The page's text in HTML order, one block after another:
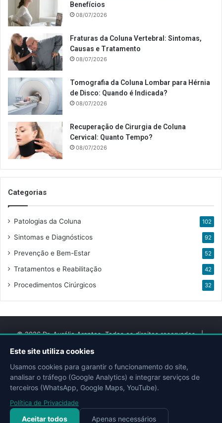
Benefícios
08/07/2026
Fraturas da Coluna Vertebral: Sintomas,
Causas e Tratamento
08/07/2026
Tomografia da Coluna Lombar para Hérnia
de Disco: Quando é Indicada?
08/07/2026
Recuperação de Cirurgia de Coluna
Cervical: Quanto Tempo?
08/07/2026
Categorias
Patologias da Coluna 102
Sintomas e Diagnósticos 92
Prevenção e Bem-Estar 52
Tratamentos e Reabilitação 42
Procedimentos Cirúrgicos 32
© 2026 Dr. Aurélio Arantes. Todos os direitos reservados. |
Desenvolvido por
FacebookYouTubeInstagram
Site DoctoraliaEscavador
Este site utiliza cookies
Usamos cookies para garantir o funcionamento do site,
analisar o tráfego (Google Analytics) e integrar serviços de
terceiros (WhatsApp, Google Maps, YouTube).
Política de Privacidade
Aceitar todos Apenas necessários